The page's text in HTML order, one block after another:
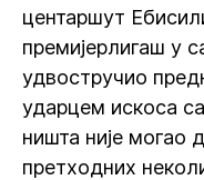
центаршут
премијерлигаш у
удвостручио
ударцем искоса
ништа није могао
претходних